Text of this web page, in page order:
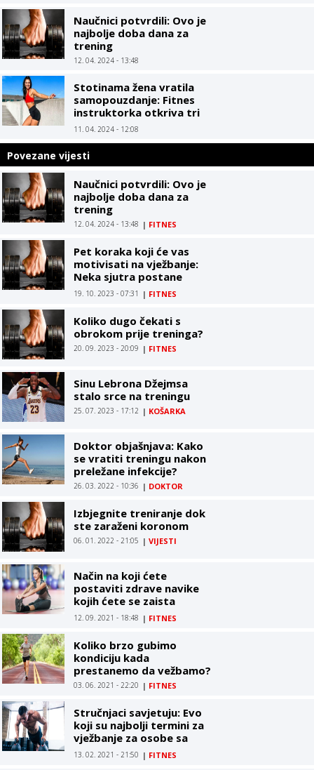
Naučnici potvrdili: Ovo je
najbolje doba dana za
trening
12. 04. 2024 - 13:48
Stotinama žena vratila
samopouzdanje: Fitnes
instruktorka otkriva tri
zlatna pravila za
11. 04. 2024 - 12:08
Povezane vijesti
Naučnici potvrdili: Ovo je
najbolje doba dana za
trening
12. 04. 2024 - 13:48 | FITNES
Pet koraka koji će vas
motivisati na vježbanje:
Neka sjutra postane
danas
19. 10. 2023 - 07:31 | FITNES
Koliko dugo čekati s
obrokom prije treninga?
20. 09. 2023 - 20:09 | FITNES
Sinu Lebrona Džejmsa
stalo srce na treningu
25. 07. 2023 - 17:12 | KOŠARKA
Doktor objašnjava: Kako
se vratiti treningu nakon
preležane infekcije?
26. 03. 2022 - 10:36 | DOKTOR
Izbjegnite treniranje dok
ste zaraženi koronom
06. 01. 2022 - 21:05 | VIJESTI
Način na koji ćete
postaviti zdrave navike
kojih ćete se zaista
pridržavati
12. 09. 2021 - 18:48 | FITNES
Koliko brzo gubimo
kondiciju kada
prestanemo da vežbamo?
03. 06. 2021 - 22:20 | FITNES
Stručnjaci savjetuju: Evo
koji su najbolji termini za
vježbanje za osobe sa
dijabetesom tipa dva
13. 02. 2021 - 21:50 | FITNES